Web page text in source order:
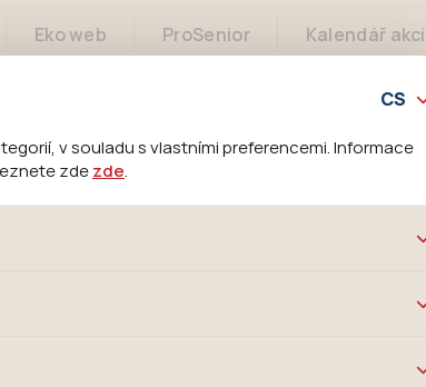
v souladu s vlastními preferencemi. Informace
zde zde.
chování našich webových stránek a všech
nákupním košíku, ovládání filtrů a také nastavení
Google Inc., která následně tato data
protože anonymizované cookies nelze přiřadit
Eko web ProSenior Kalendář akcí